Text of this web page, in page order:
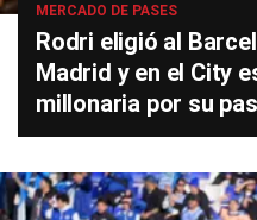
MERCADO DE PASES
Rodri eligió al
Madrid y en el City
millonaria por su